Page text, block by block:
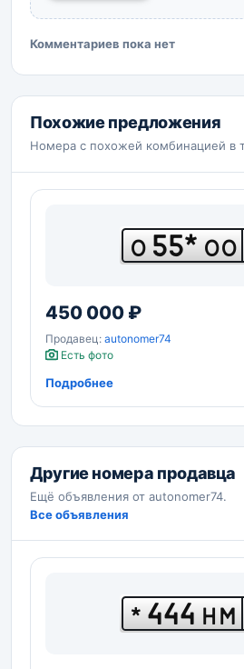
Комментариев пока нет
Похожие предложения
Номера с похожей комбинацией в
О 55* ОО
450 000 ₽
Продавец: autonomer74
Есть фото
Подробнее
Другие номера продавца
Ещё объявления от autonomer74.
Все объявления
* 444 НМ